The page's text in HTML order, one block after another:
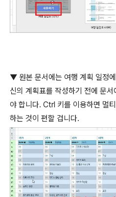
▼ 원본 문서에는 여행 계획 일정
신의 계획표를 작성하기 전에 문
야 합니다. Ctrl 키를 이용하면 멀
하는 것이 편할 겁니다.